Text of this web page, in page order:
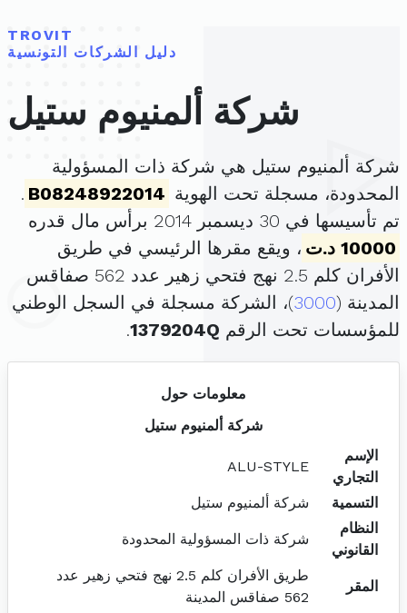
TROVIT
دليل الشركات التونسية
شركة ألمنيوم ستيل
شركة ألمنيوم ستيل هي شركة ذات المسؤولية
المحدودة، مسجلة تحت الهوية B08248922014
.
تم تأسيسها في 30 ديسمبر 2014 برأس مال قدره
10000 د.ت
، ويقع مقرها الرئيسي في طريق
الأفران كلم 2.5 نهج فتحي زهير عدد 562 صفاقس
المدينة (3000)، الشركة مسجلة في السجل الوطني
للمؤسسات تحت الرقم 1379204Q
.
معلومات حول
شركة ألمنيوم ستيل
الإسم
التجاري
ALU-STYLE
التسمية
شركة ألمنيوم ستيل
النظام
القانوني
شركة ذات المسؤولية المحدودة
المقر
طريق الأفران كلم 2.5 نهج فتحي زهير عدد
562 صفاقس المدينة